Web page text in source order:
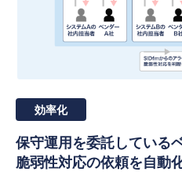
効率化
保守運用を委託している
脆弱性対応の依頼を自動